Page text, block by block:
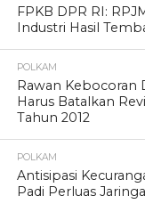
FPKB DPR RI:
Industri Hasil
POLKAM
Rawan Kebocoran
Harus Batalkan
Tahun 2012
POLKAM
Antisipasi
Padi Perluas